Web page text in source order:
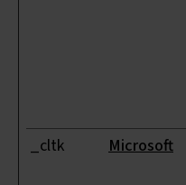
_cltk
Microsoft